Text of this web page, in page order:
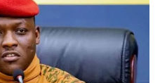
Réforme
Bénin :
Aliko